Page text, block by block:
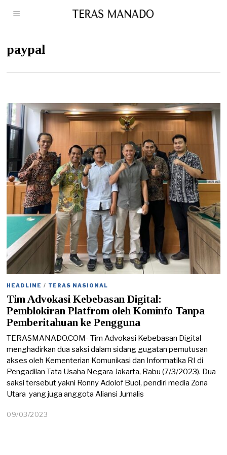
paypal
HEADLINE / TERAS NASIONAL
Tim Advokasi Kebebasan Digital:
Pemblokiran Platfrom oleh Kominfo Tanpa
Pemberitahuan ke Pengguna
TERASMANADO.COM- Tim Advokasi Kebebasan Digital
menghadirkan dua saksi dalam sidang gugatan pemutusan
akses oleh Kementerian Komunikasi dan Informatika RI di
Pengadilan Tata Usaha Negara Jakarta, Rabu (7/3/2023). Dua
saksi tersebut yakni Ronny Adolof Buol, pendiri media Zona
Utara yang juga anggota Aliansi Jurnalis
09/03/2023